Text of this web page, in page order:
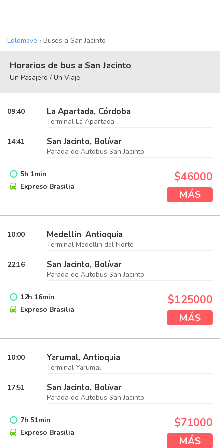
Lolomove › Buses a San Jacinto
Horarios de bus a San Jacinto
Un Pasajero / Un Viaje
09:40 La Apartada, Córdoba
Terminal La Apartada
14:41 San Jacinto, Bolívar
Parada de Autobus San Jacinto
5h 1min
Expreso Brasilia
$46000
MÁS
10:00 Medellin, Antioquia
Terminal Medellin del Norte
22:16 San Jacinto, Bolívar
Parada de Autobus San Jacinto
12h 16min
Expreso Brasilia
$125000
MÁS
10:00 Yarumal, Antioquia
Terminal Yarumal
17:51 San Jacinto, Bolívar
Parada de Autobus San Jacinto
7h 51min
Expreso Brasilia
$71000
MÁS